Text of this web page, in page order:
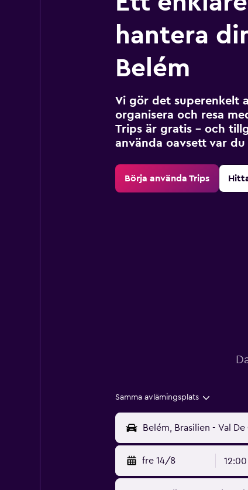
hantera
Belém
Vi gör det superenkelt
organisera och resa
Trips är gratis – och
använda oavsett var du
Börja använda Trips
Samma avlämingsplats
fre 14/8 12:00